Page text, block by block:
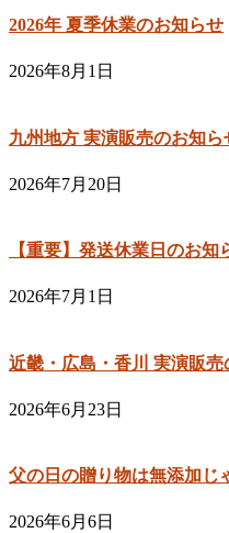
ペ
ー
ジ
送
り
2026年 夏季休業のお知らせ
2026年8月1日
九州地方 実演販売のお知ら
2026年7月20日
【重要】発送休業日のお知
2026年7月1日
近畿・広島・香川 実演販売
2026年6月23日
父の日の贈り物は無添加じ
2026年6月6日